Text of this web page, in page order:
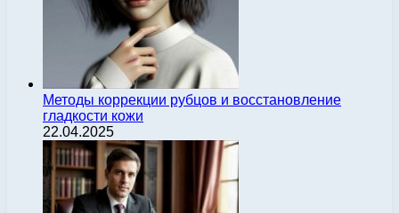
Методы коррекции рубцов и восстановление
гладкости кожи
22.04.2025